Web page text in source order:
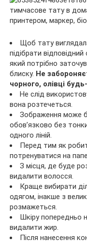
Щоб тату
підібрати
який потрібно
блиску. Не
чорного, олівці
Не слід
вона розтечеться.
Зображення може
обов’язково без
одного ліній.
Перед тим як
потренуватися на
З місця, де буде
видалити волосся.
Краще вибирати
одягом, інакше з
розмажеться.
Шкіру попередньо
видалити жир.
Після нанесення